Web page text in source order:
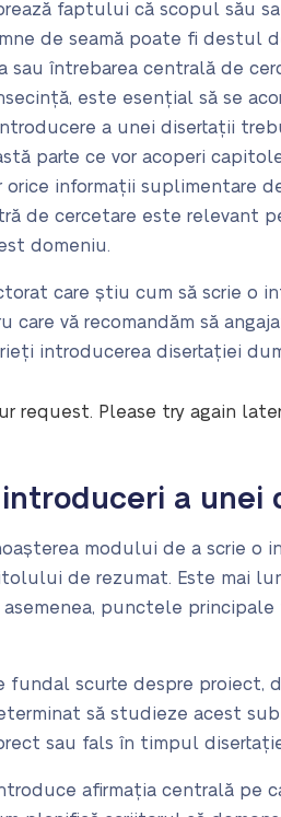
faptului că scopul său
de seamă poate fi destul
întrebarea centrală de
este esențial să se
a unei disertații
parte ce vor acoperi
informații suplimentare
de cercetare este relevant
domeniu.
care știu cum să scrie o
vă recomandăm să
introducerea disertației
request. Please try again
a unei
modului de a scrie o
de rezumat. Este mai
punctele
scurte despre proiect,
să studieze acest
sau fals în timpul
afirmația centrală pe